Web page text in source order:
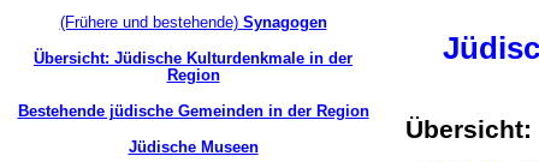
(Frühere und bestehende)Synagogen
Übersicht: Jüdische Kulturdenkmale in der
Region
Bestehende jüdische Gemeinden in der Region
Jüdische Museen
Übersicht: